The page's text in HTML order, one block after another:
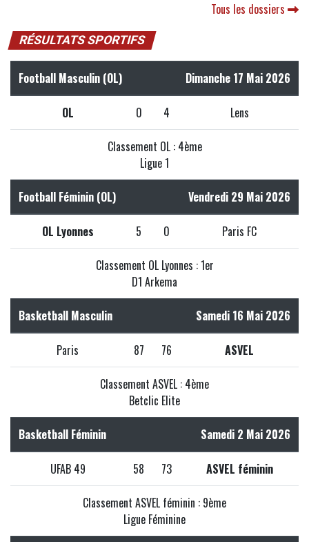
Tous les dossiers
RÉSULTATS SPORTIFS
Football Masculin (OL) Dimanche 17 Mai 2026
OL 0 4 Lens
Classement OL : 4ème
Ligue 1
Football Féminin (OL) Vendredi 29 Mai 2026
OL Lyonnes 5 0 Paris FC
Classement OL Lyonnes : 1er
D1 Arkema
Basketball Masculin Samedi 16 Mai 2026
Paris 87 76 ASVEL
Classement ASVEL : 4ème
Betclic Elite
Basketball Féminin Samedi 2 Mai 2026
UFAB 49 58 73 ASVEL féminin
Classement ASVEL féminin : 9ème
Ligue Féminine